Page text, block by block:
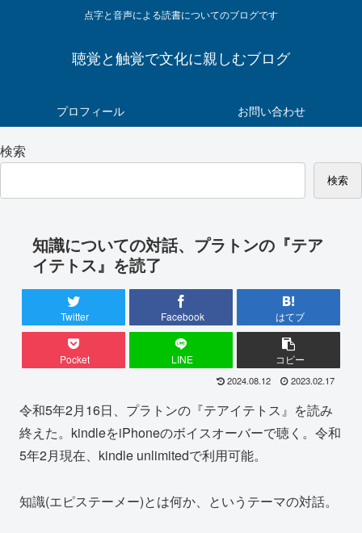
点字と音声による読書についてのブログです
聴覚と触覚で文化に親しむブログ
プロフィール お問い合わせ
検索
検索
知識についての対話、プラトンの『テア
イテトス』を読了
Twitter Facebook はてブ
Pocket LINE コピー
2024.08.12 2023.02.17
令和5年2月16日、プラトンの『テアイテトス』を読み
終えた。kindleをiPhoneのボイスオーバーで聴く。令和
5年2月現在、kindle unlimitedで利用可能。
知識(エピステーメー)とは何か、というテーマの対話。